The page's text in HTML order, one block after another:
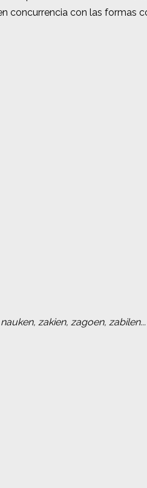
concurrencia con las formas
zakien, zagoen, zabilen...
concurrencia con las formas
zakien, zagoen, zabilen...